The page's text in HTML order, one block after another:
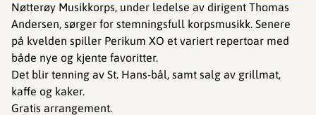
Nøtterøy Musikkorps, under ledelse av dirigent Thomas
Andersen, sørger for stemningsfull korpsmusikk. Senere
på kvelden spiller Perikum XO et variert repertoar med
både nye og kjente favoritter.
Det blir tenning av St. Hans-bål, samt salg av grillmat,
kaffe og kaker.
Gratis arrangement.